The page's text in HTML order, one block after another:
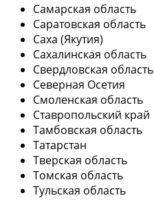
Самарская область
Саратовская область
Саха (Якутия)
Сахалинская область
Свердловская область
Северная Осетия
Смоленская область
Ставропольский край
Тамбовская область
Татарстан
Тверская область
Томская область
Тульская область